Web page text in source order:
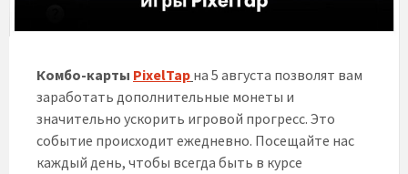
Комбо-карты PixelTap на 5 августа позволят вам
заработать дополнительные монеты и
значительно ускорить игровой прогресс. Это
событие происходит ежедневно. Посещайте нас
каждый день, чтобы всегда быть в курсе